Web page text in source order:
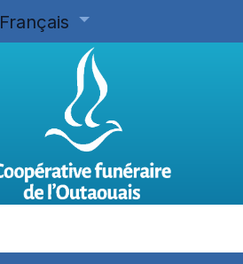
Français